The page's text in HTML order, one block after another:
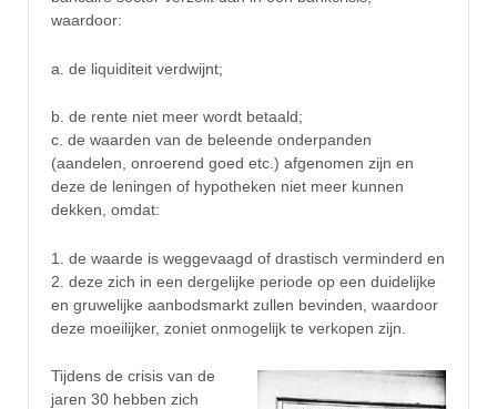
waardoor:
a. de liquiditeit verdwijnt;
b. de rente niet meer wordt betaald;
c. de waarden van de beleende onderpanden
(aandelen, onroerend goed etc.) afgenomen zijn en
deze de leningen of hypotheken niet meer kunnen
dekken, omdat:
1. de waarde is weggevaagd of drastisch verminderd en
2. deze zich in een dergelijke periode op een duidelijke
en gruwelijke aanbodsmarkt zullen bevinden, waardoor
deze moeilijker, zoniet onmogelijk te verkopen zijn.
Tijdens de crisis van de
jaren 30 hebben zich